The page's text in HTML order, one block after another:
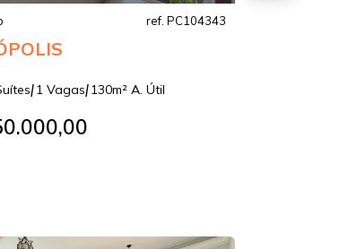
ref. PC104343
|1 Vagas|130m² A. Útil